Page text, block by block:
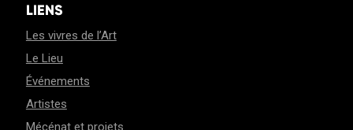
LIENS
Les vivres de l’Art
Le Lieu
Événements
Artistes
Mécénat et projets